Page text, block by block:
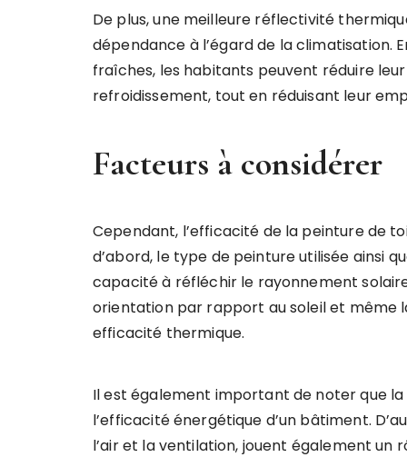
De plus, une meilleure réflectivité
dépendance à l’égard de la climatisation.
fraîches, les habitants peuvent réduire
refroidissement, tout en réduisant leur
Facteurs à considérer
Cependant, l’efficacité de la peinture de
d’abord, le type de peinture utilisée ainsi
capacité à réfléchir le rayonnement
orientation par rapport au soleil et même
efficacité thermique.
Il est également important de noter que
l’efficacité énergétique d’un bâtiment.
l’air et la ventilation, jouent également